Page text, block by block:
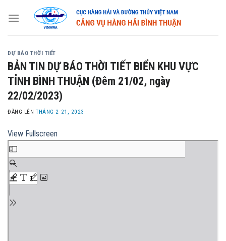
DỰ BÁO THỜI TIẾT
BẢN TIN DỰ BÁO THỜI TIẾT BIỂN KHU VỰC
TỈNH BÌNH THUẬN (Đêm 21/02, ngày
22/02/2023)
ĐĂNG LÊNTHÁNG 2 21, 2023
View Fullscreen